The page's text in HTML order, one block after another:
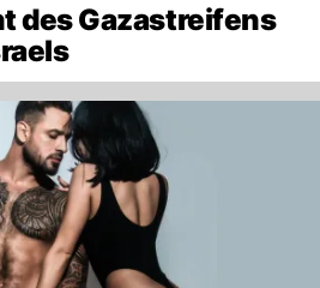
des Gazastreifens